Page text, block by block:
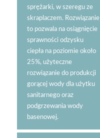
sprężarki, w szeregu ze
skraplaczem. Rozwiązanie
to pozwala na osiągnięcie
sprawności odzysku
ciepła na poziomie około
25%, użyteczne
rozwiązanie do produkcji
gorącej wody dla użytku
sanitarnego oraz
podgrzewania wody
basenowej.